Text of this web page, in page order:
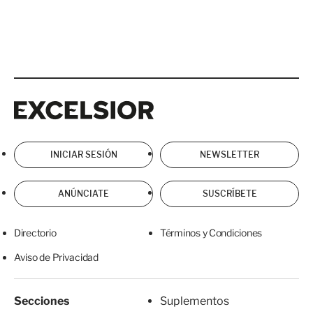
INICIAR SESIÓN NEWSLETTER
ANÚNCIATE SUSCRÍBETE
Directorio Términos y Condiciones
Aviso de Privacidad
Secciones
Suplementos